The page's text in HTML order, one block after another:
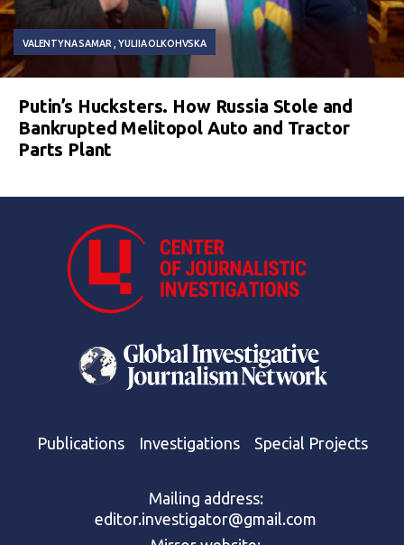
VALENTYNA SAMAR YULIIA OLKOHVSKA
Putin’s Hucksters. How Russia Stole and
Bankrupted Melitopol Auto and Tractor
Parts Plant
Publications Investigations Special Projects
Mailing address:
editor.investigator@gmail.com